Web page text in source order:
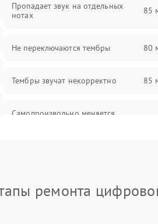
Пропадает звук на отдельных
нотах
85
Не переключаются тембры 80
Тембры звучат некорректно 85
Самопроизвольно меняется
ремонта